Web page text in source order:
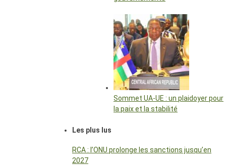
Sommet UA-UE : un plaidoyer pour
la paix et la stabilité
Les plus lus
RCA : l’ONU prolonge les sanctions jusqu’en
2027